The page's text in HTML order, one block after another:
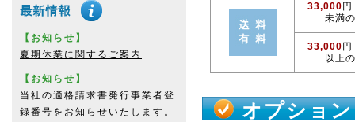
【お知らせ】
夏期休業に関するご案内
【お知らせ】
当社の適格請求書発行事業者登
録番号をお知らせいたします。
33,000
未満
33,000
以上
オプショ